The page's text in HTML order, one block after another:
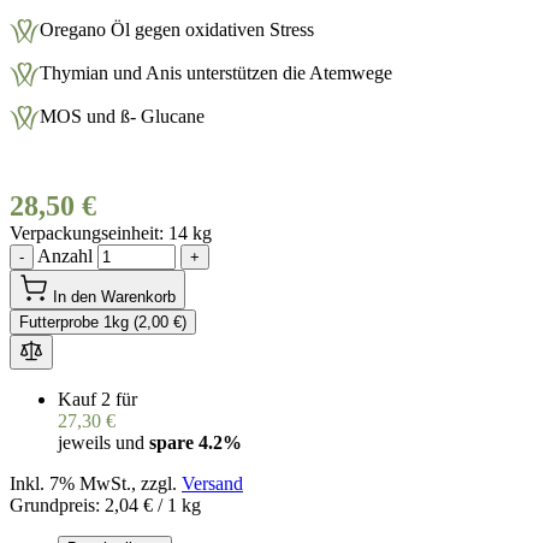
Oregano Öl gegen oxidativen Stress
Thymian und Anis unterstützen die Atemwege
MOS und ß- Glucane
28,50 €
Verpackungseinheit 14 kg
- Anzahl +
In den Warenkorb
Futterprobe 1kg (2,00 €)
Kauf 2 für
27,30 €
jeweils und spare 4.2%
Inkl. 7% MwSt., zzgl. Versand
Grundpreis: 2,04 € / 1 kg